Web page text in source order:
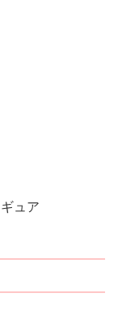
ュア